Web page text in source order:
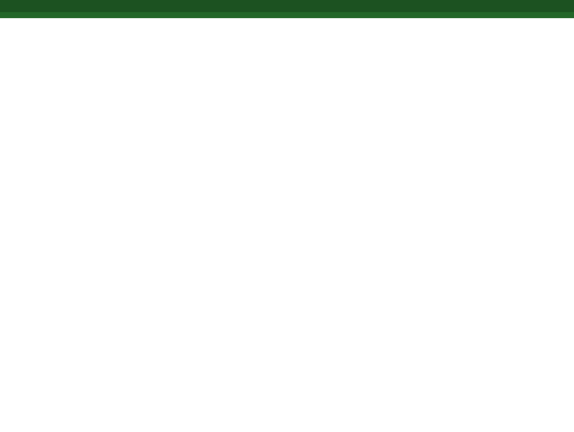
Skip to main content